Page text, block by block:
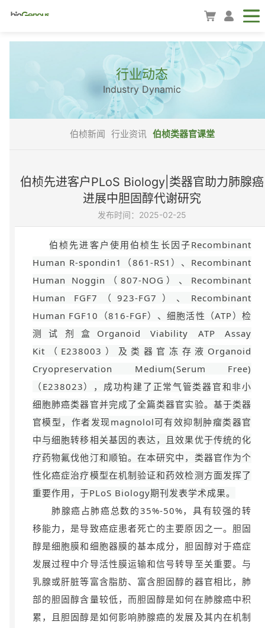
行业动态
Industry Dynamic
伯桢新闻 行业资讯 伯桢类器官课堂
伯桢先进客户PLoS Biology|类器官助力肺腺癌
进展中胆固醇代谢研究
发布时间：2025-02-25
伯桢先进客户使用伯桢生长因子Recombinant
Human R-spondin1（861-RS1）、Recombinant
Human Noggin（807-NOG）、Recombinant
Human FGF7（923-FG7）、Recombinant
Human FGF10（816-FGF）、细胞活性（ATP）检
测试剂盒Organoid Viability ATP Assay
Kit（E238003）及类器官冻存液Organoid
Cryopreservation Medium(Serum Free)
（E238023），成功构建了正常气管类器官和非小
细胞肺癌类器官并完成了全篇类器官实验。基于类器
官模型，作者发现magnolol可有效抑制肿瘤类器官
中与细胞转移相关基因的表达，且效果优于传统的化
疗药物氟伐他汀和顺铂。在本研究中，类器官作为个
性化癌症治疗模型在机制验证和药效检测方面发挥了
重要作用，于PLoS Biology期刊发表学术成果。
肺腺癌占肺癌总数的35%-50%，具有较强的转
移能力，是导致癌症患者死亡的主要原因之一。胆固
醇是细胞膜和细胞器膜的基本成分，胆固醇对于癌症
发展过程中介导活性膜运输和信号转导至关重要。与
乳腺或肝脏等富含脂肪、富含胆固醇的器官相比，肺
部的胆固醇含量较低，而胆固醇是如何在肺腺癌中积
累，且胆固醇是如何影响肺腺癌的发展及其内在机制